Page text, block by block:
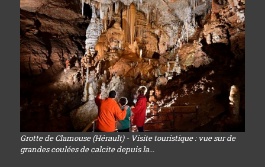
Grotte de Clamouse (Hérault) - Visite touristique : vue sur de
grandes coulées de calcite depuis la...